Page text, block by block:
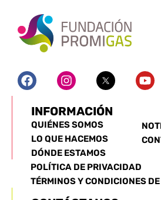
INFORMACIÓN
QUIÉNES SOMOS
LO QUE HACEMOS
DÓNDE ESTAMOS
POLÍTICA DE PRIVACIDAD
TÉRMINOS Y CONDICIONES